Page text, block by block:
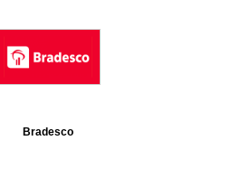
Bradesco